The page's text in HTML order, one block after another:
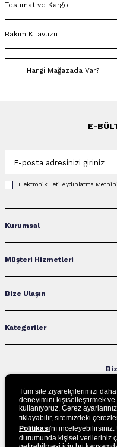
Teslimat ve Kargo
Bakım Kılavuzu
Hangi Mağazada Var?
E-
Elektronik İleti Aydınlatma Metni‌ni
Kurumsal
Müşteri Hizmetleri
Bize Ulaşın
Kategoriler
Tüm site ziyaretçilerimizi daha
deneyimini kişiselleştirmek
kullanıyoruz. Çerez
tıklayabilir, sitemizdeki
Politikası'nı
durumunda kişisel verileriniz